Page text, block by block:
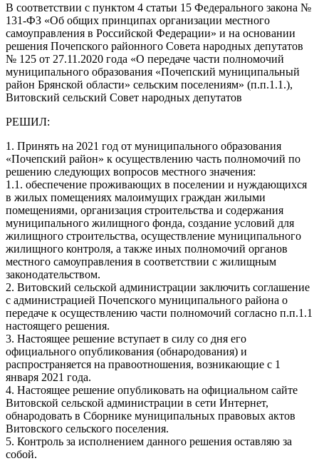
В соответствии с пунктом 4 статьи 15 Федерального закона №
131-ФЗ «Об общих принципах организации местного
самоуправления в Российской Федерации» и на основании
решения Почепского районного Совета народных депутатов
№ 125 от 27.11.2020 года «О передаче части полномочий
муниципального образования «Почепский муниципальный
район Брянской области» сельским поселениям» (п.п.1.1.),
Витовский сельский Совет народных депутатов
РЕШИЛ:
1. Принять на 2021 год от муниципального образования
«Почепский район» к осуществлению часть полномочий по
решению следующих вопросов местного значения:
1.1. обеспечение проживающих в поселении и нуждающихся
в жилых помещениях малоимущих граждан жилыми
помещениями, организация строительства и содержания
муниципального жилищного фонда, создание условий для
жилищного строительства, осуществление муниципального
жилищного контроля, а также иных полномочий органов
местного самоуправления в соответствии с жилищным
законодательством.
2. Витовский сельской администрации заключить соглашение
с администрацией Почепского муниципального района о
передаче к осуществлению части полномочий согласно п.п.1.1
настоящего решения.
3. Настоящее решение вступает в силу со дня его
официального опубликования (обнародования) и
распространяется на правоотношения, возникающие с 1
января 2021 года.
4. Настоящее решение опубликовать на официальном сайте
Витовской сельской администрации в сети Интернет,
обнародовать в Сборнике муниципальных правовых актов
Витовского сельского поселения.
5. Контроль за исполнением данного решения оставляю за
собой.